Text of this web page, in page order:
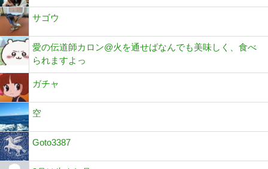
サゴウ
愛の伝道師カロン@火を通せばなんでも美味しく、食べ
られますよっ
ガチャ
空
Goto3387